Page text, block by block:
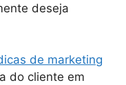
deseja
de marketing
do cliente em